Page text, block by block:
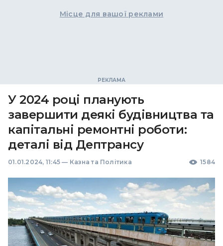
Місце для вашої реклами
У 2024 році планують
завершити деякі будівництва та
капітальні ремонтні роботи:
деталі від Дептрансу
01.01.2024, 11:45 — Казна та Політика 1584